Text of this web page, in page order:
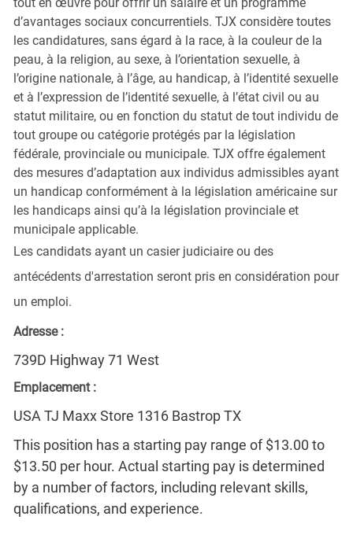
d’avantages sociaux concurrentiels. TJX considère toutes
les candidatures, sans égard à la race, à la couleur de la
peau, à la religion, au sexe, à l’orientation sexuelle, à
l’origine nationale, à l’âge, au handicap, à l’identité sexuelle
et à l’expression de l’identité sexuelle, à l’état civil ou au
statut militaire, ou en fonction du statut de tout individu de
tout groupe ou catégorie protégés par la législation
fédérale, provinciale ou municipale. TJX offre également
des mesures d’adaptation aux individus admissibles ayant
un handicap conformément à la législation américaine sur
les handicaps ainsi qu’à la législation provinciale et
municipale applicable.
Les candidats ayant un casier judiciaire ou des
antécédents d'arrestation seront pris en considération pour
un emploi.
Adresse :
739D Highway 71 West
Emplacement :
USA TJ Maxx Store 1316 Bastrop TX
This position has a starting pay range of $13.00 to
$13.50 per hour. Actual starting pay is determined
by a number of factors, including relevant skills,
qualifications, and experience.